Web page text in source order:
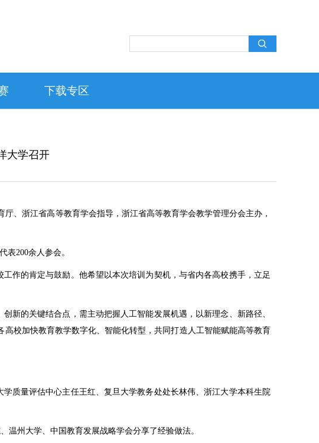
下载专区
大学召开
、浙江省高等教育学会指导，浙江省高等教育学会教学管理分会主办，
表200余人参会。
作的肯定与鼓励。他希望以本次培训为契机，与省内各高校携手，立足
新的关键结合点，需主动把握人工智能发展机遇，以新理念、新路径、
校加快教育教学数字化、智能化转型，共同打造人工智能赋能高等教育
质量评估中心主任王红、复旦大学教务处处长林伟、浙江大学本科生院
温州大学、中国教育发展战略学会分享了经验做法。